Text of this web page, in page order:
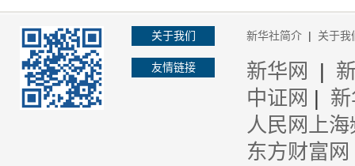
关于我们
友情链接
新华社简介 | 关于我
新华网 |
中证网 |
人民网上
东方财富网